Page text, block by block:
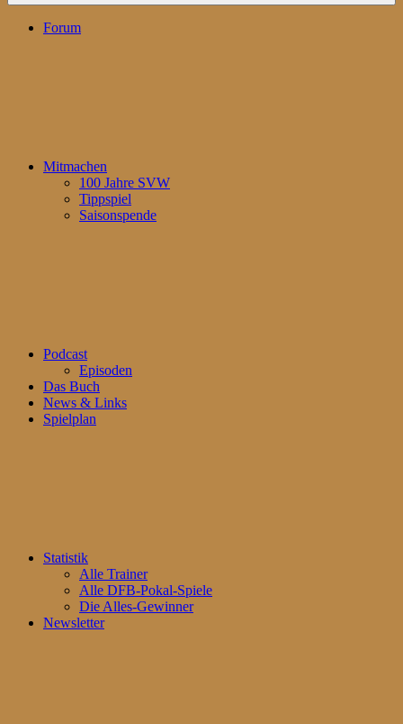
Forum
Mitmachen
100 Jahre SVW
Tippspiel
Saisonspende
Podcast
Episoden
Das Buch
News & Links
Spielplan
Statistik
Alle Trainer
Alle DFB-Pokal-Spiele
Die Alles-Gewinner
Newsletter